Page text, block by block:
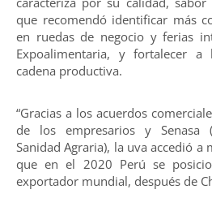
que recomendó identificar más
en ruedas de negocio y ferias
Expoalimentaria, y fortalecer
cadena productiva.
“Gracias a los acuerdos
de los empresarios y Senasa
Sanidad Agraria), la uva accedió a
que en el 2020 Perú se
exportador mundial, después de